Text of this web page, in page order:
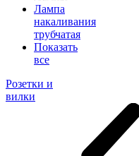
Лампа
накаливания
трубчатая
Показать
все
Розетки и
вилки